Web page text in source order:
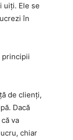
uiți. Ele se
în
principii
de clienți,
Dacă
va
chiar